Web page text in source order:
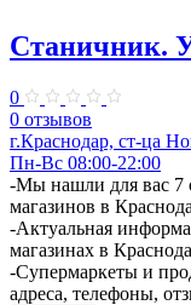
Станичник.
0
0 отзывов
г.Краснодар, ст-ца
Пн-Вс 08:00-22:00
​-Мы нашли для вас 7
магазинов в
-Актуальная
магазинах в
-Супермаркеты и
адреса, телефоны,